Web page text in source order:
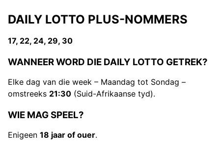
DAILY LOTTO PLUS-NOMMERS
17, 22, 24, 29, 30
WANNEER WORD DIE DAILY LOTTO GETREK?
Elke dag van die week – Maandag tot Sondag –
omstreeks 21:30 (Suid-Afrikaanse tyd).
WIE MAG SPEEL?
Enigeen 18 jaar of ouer.